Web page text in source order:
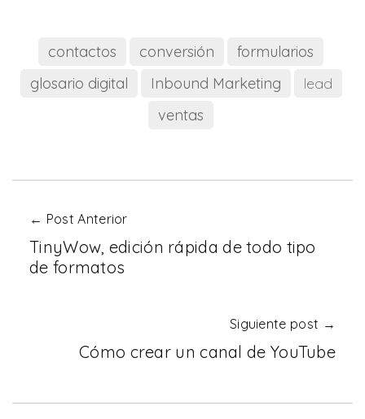
contactos conversión
formularios
glosario digital
Inbound Marketing
lead
ventas
← Post Anterior
TinyWow, edición rápida de todo tipo
de formatos
Siguiente post →
Cómo crear un canal de YouTube